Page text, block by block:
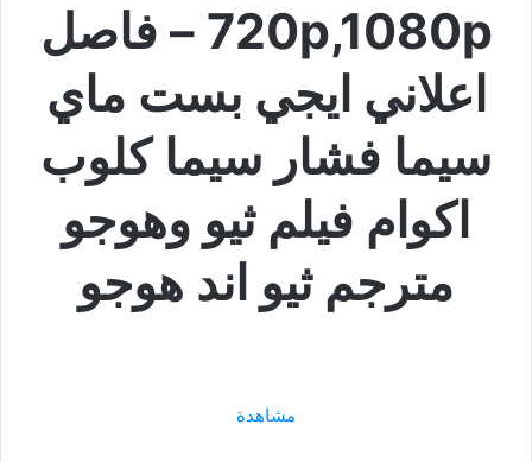
720p,1080p – فاصل
اعلاني ايجي بست ماي
سيما فشار سيما كلوب
اكوام فيلم ثيو وهوجو
مترجم ثيو اند هوجو
مشاهدة